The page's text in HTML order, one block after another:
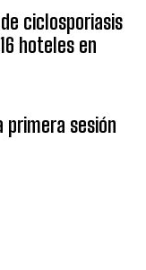
ciclosporiasis
hoteles en
primera sesión